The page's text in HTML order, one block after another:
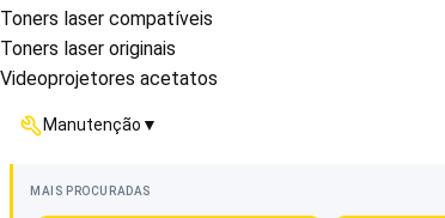
Toners laser compatíveis
Toners laser originais
Videoprojetores acetatos
Manutenção ▼
MAIS PROCURADAS